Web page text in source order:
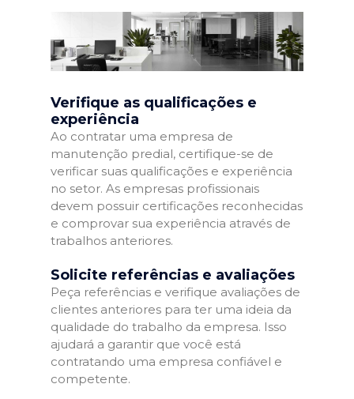
Verifique as qualificações e
experiência
Ao contratar uma empresa de
manutenção predial, certifique-se de
verificar suas qualificações e experiência
no setor. As empresas profissionais
devem possuir certificações reconhecidas
e comprovar sua experiência através de
trabalhos anteriores.
Solicite referências e avaliações
Peça referências e verifique avaliações de
clientes anteriores para ter uma ideia da
qualidade do trabalho da empresa. Isso
ajudará a garantir que você está
contratando uma empresa confiável e
competente.